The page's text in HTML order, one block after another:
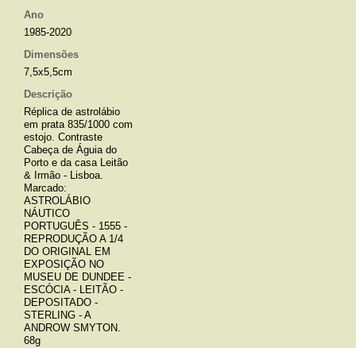
Ano
1985-2020
Dimensões
7,5x5,5cm
Descrição
Réplica de astrolábio
em prata 835/1000 com
estojo. Contraste
Cabeça de Águia do
Porto e da casa Leitão
& Irmão - Lisboa.
Marcado:
ASTROLÁBIO
NÁUTICO
PORTUGUÊS - 1555 -
REPRODUÇÃO A 1/4
DO ORIGINAL EM
EXPOSIÇÃO NO
MUSEU DE DUNDEE -
ESCÓCIA - LEITÃO -
DEPOSITADO -
STERLING - A
ANDROW SMYTON.
68g